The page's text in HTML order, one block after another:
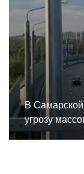
В Самарской
угрозу